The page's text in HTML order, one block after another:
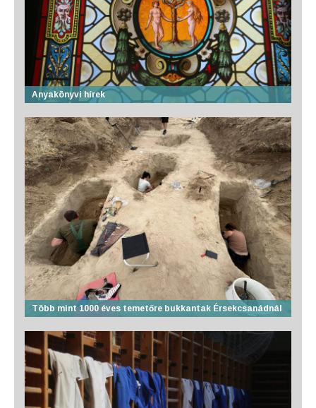
Anyakönyvi hírek
Több mint 1000 éves temetőre bukkantak Érsekcsanádnál